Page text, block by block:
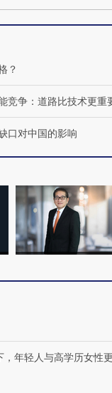
｜被称为“蟑螂”的印
世代 用街头抗争将教
长拱下台
视
机
飞
别呈现】寻找100种
思的生活方式·第三对
住
？
竞争：道路比技术更重
口对中国的影响
，年轻人与高学历女性更